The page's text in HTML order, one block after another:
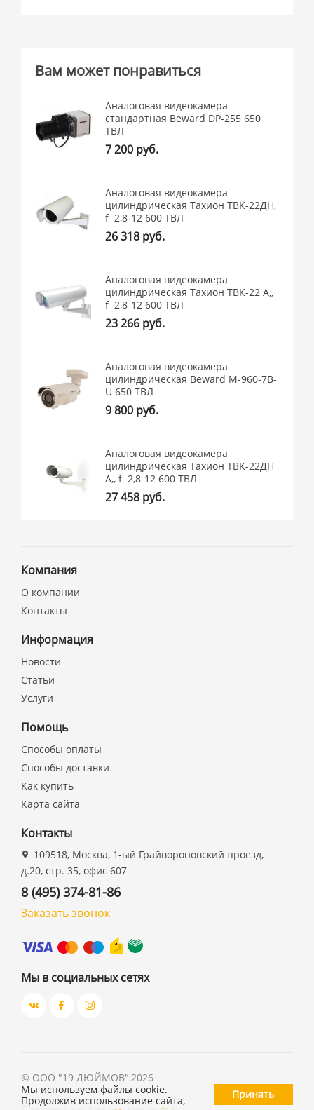
Вам может понравиться
Аналоговая видеокамера
стандартная Beward DP-255 650
ТВЛ
7 200 руб.
Аналоговая видеокамера
цилиндрическая Тахион ТВК-22ДН,
f=2,8-12 600 ТВЛ
26 318 руб.
Аналоговая видеокамера
цилиндрическая Тахион ТВК-22 А,,
f=2,8-12 600 ТВЛ
23 266 руб.
Аналоговая видеокамера
цилиндрическая Beward M-960-7B-
U 650 ТВЛ
9 800 руб.
Аналоговая видеокамера
цилиндрическая Тахион ТВК-22ДН
А,, f=2,8-12 600 ТВЛ
27 458 руб.
Компания
О компании
Контакты
Информация
Новости
Статьи
Услуги
Помощь
Способы оплаты
Способы доставки
Как купить
Карта сайта
Контакты
109518, Москва, 1-ый Грайвороновский проезд,
д.20, стр. 35, офис 607
8 (495) 374-81-86
Заказать звонок
Мы в социальных сетях
© ООО "19 ДЮЙМОВ",2026
Мы используем файлы cookie.
Продолжив использование сайта,
Принять